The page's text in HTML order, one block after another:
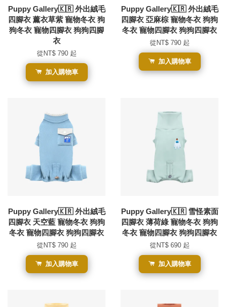
Puppy Gallery🇰🇷 外出絨毛
四腳衣 薰衣草紫 寵物冬衣 狗
狗冬衣 寵物四腳衣 狗狗四腳
衣
從 NT$ 790 起
加入購物車
Puppy Gallery🇰🇷 外出絨毛
四腳衣 亞麻棕 寵物冬衣 狗狗
冬衣 寵物四腳衣 狗狗四腳衣
從 NT$ 790 起
加入購物車
Puppy Gallery🇰🇷 外出絨毛
四腳衣 天空藍 寵物冬衣 狗狗
冬衣 寵物四腳衣 狗狗四腳衣
從 NT$ 790 起
加入購物車
Puppy Gallery🇰🇷 雪怪素面
四腳衣 薄荷綠 寵物冬衣 狗狗
冬衣 寵物四腳衣 狗狗四腳衣
從 NT$ 690 起
加入購物車